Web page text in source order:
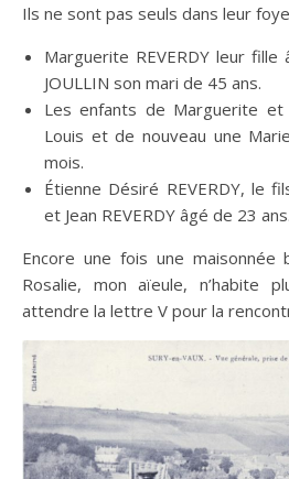
Ils ne sont pas seuls dans leur
Marguerite REVERDY leur
JOULLIN son mari de 45 ans.
Les enfants de Marguerite
Louis et de nouveau une
mois.
Étienne Désiré REVERDY, le
et Jean REVERDY âgé de 23 ans.
Encore une fois une
Rosalie, mon aïeule, n’habite
attendre la lettre V pour la